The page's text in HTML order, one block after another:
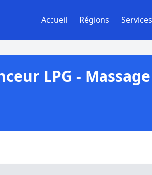
Accueil Régions Services
LPG - Massage